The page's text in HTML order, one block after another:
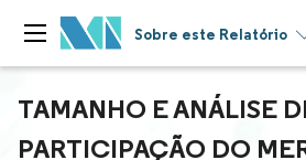
Sobre este Relatório
TAMANHO E ANÁLISE
PARTICIPAÇÃO DO